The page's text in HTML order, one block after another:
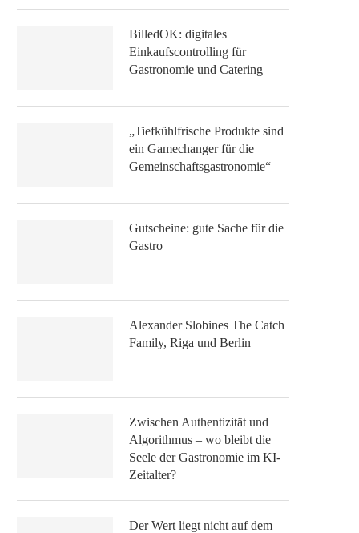
BilledOK: digitales
Einkaufscontrolling für
Gastronomie und Catering
„Tiefkühlfrische Produkte sind
ein Gamechanger für die
Gemeinschaftsgastronomie“
Gutscheine: gute Sache für die
Gastro
Alexander Slobines The Catch
Family, Riga und Berlin
Zwischen Authentizität und
Algorithmus – wo bleibt die
Seele der Gastronomie im KI-
Zeitalter?
Der Wert liegt nicht auf dem